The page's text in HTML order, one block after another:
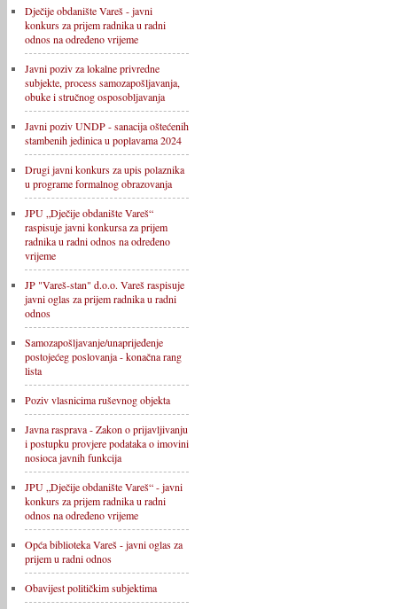
Dječije obdanište Vareš - javni
konkurs za prijem radnika u radni
odnos na određeno vrijeme
Javni poziv za lokalne privredne
subjekte, process samozapošljavanja,
obuke i stručnog osposobljavanja
Javni poziv UNDP - sanacija oštećenih
stambenih jedinica u poplavama 2024
Drugi javni konkurs za upis polaznika
u programe formalnog obrazovanja
JPU „Dječije obdanište Vareš“
raspisuje javni konkursa za prijem
radnika u radni odnos na određeno
vrijeme
JP "Vareš-stan" d.o.o. Vareš raspisuje
javni oglas za prijem radnika u radni
odnos
Samozapošljavanje/unaprijeđenje
postojećeg poslovanja - konačna rang
lista
Poziv vlasnicima ruševnog objekta
Javna rasprava - Zakon o prijavljivanju
i postupku provjere podataka o imovini
nosioca javnih funkcija
JPU „Dječije obdanište Vareš“ - javni
konkurs za prijem radnika u radni
odnos na određeno vrijeme
Opća biblioteka Vareš - javni oglas za
prijem u radni odnos
Obavijest političkim subjektima